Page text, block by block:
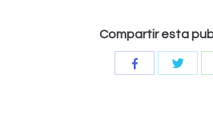
Compartir esta
Compartir